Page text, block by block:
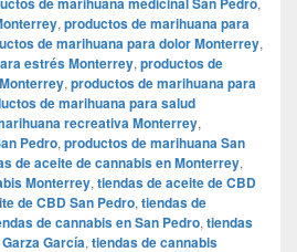
, productos de marihuana para
de marihuana para dolor Monterrey,
estrés Monterrey, productos de
, productos de marihuana para
de marihuana para salud
recreativa Monterrey,
Pedro, productos de marihuana San
de aceite de cannabis en Monterrey,
Monterrey, tiendas de aceite de CBD
de CBD San Pedro, tiendas de
de cannabis en San Pedro, tiendas
García, tiendas de cannabis